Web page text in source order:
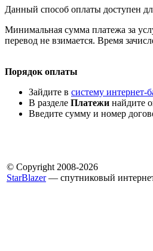
Данный способ оплаты доступен
Минимальная сумма платежа за
перевод не взимается. Время
Порядок оплаты
Зайдите в систему интернет-
В разделе Платежи найдите
Введите сумму и номер
© Copyright 2008-2026
StarBlazer— спутниковый